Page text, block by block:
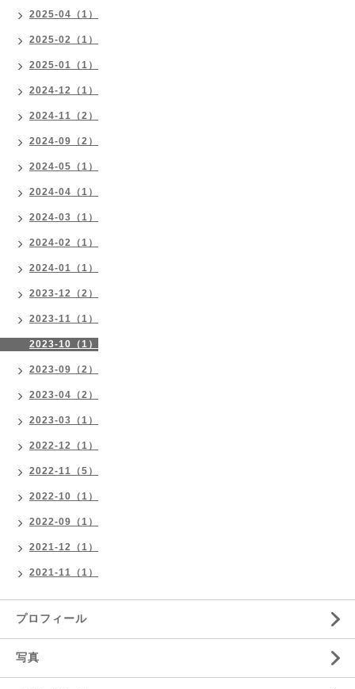
2025-04（1）
2025-02（1）
2025-01（1）
2024-12（1）
2024-11（2）
2024-09（2）
2024-05（1）
2024-04（1）
2024-03（1）
2024-02（1）
2024-01（1）
2023-12（2）
2023-11（1）
2023-10（1）
2023-09（2）
2023-04（2）
2023-03（1）
2022-12（1）
2022-11（5）
2022-10（1）
2022-09（1）
2021-12（1）
2021-11（1）
プロフィール
写真